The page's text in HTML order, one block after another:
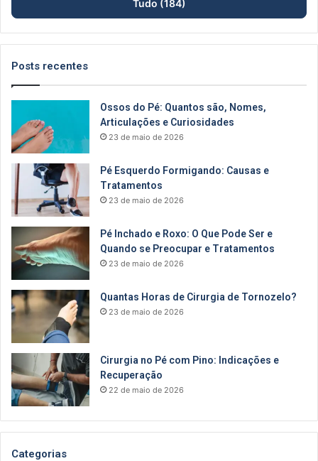
Tudo (184)
Posts recentes
Ossos do Pé: Quantos são, Nomes,
Articulações e Curiosidades
23 de maio de 2026
Pé Esquerdo Formigando: Causas e
Tratamentos
23 de maio de 2026
Pé Inchado e Roxo: O Que Pode Ser e
Quando se Preocupar e Tratamentos
23 de maio de 2026
Quantas Horas de Cirurgia de Tornozelo?
23 de maio de 2026
Cirurgia no Pé com Pino: Indicações e
Recuperação
22 de maio de 2026
Categorias